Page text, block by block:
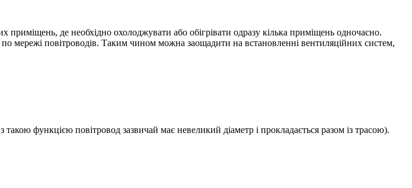
де необхідно охолоджувати або обігрівати одразу кілька приміщень одночасно.
мережі повітроводів. Таким чином можна заощадити на встановленні вентиляційних систем,
функцією повітровод зазвичай має невеликий діаметр і прокладається разом із трасою).